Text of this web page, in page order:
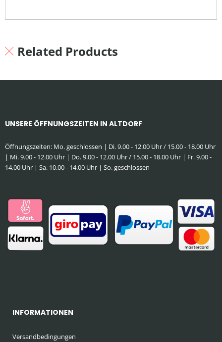
Related Products
UNSERE ÖFFNUNGSZEITEN IN ALTDORF
Öffnungszeiten: Mo. geschlossen | Di. 9.00 - 12.00 Uhr / 15.00 - 18.00 Uhr
| Mi. 9.00 - 12.00 Uhr | Do. 9.00 - 12.00 Uhr / 15.00 - 18.00 Uhr | Fr. 9.00 -
14.00 Uhr | Sa. 10.00 - 14.00 Uhr | So. geschlossen
INFORMATIONEN
Versandbedingungen